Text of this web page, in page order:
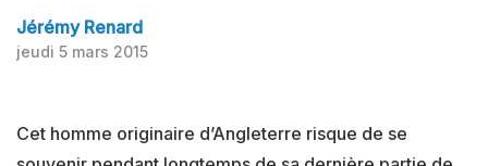
Jérémy Renard
jeudi 5 mars 2015
Cet homme originaire d’Angleterre risque de se